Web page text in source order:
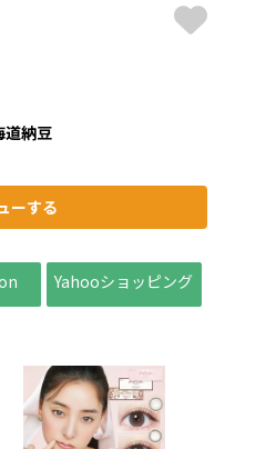
道納豆
ーする
Yahooショッピング